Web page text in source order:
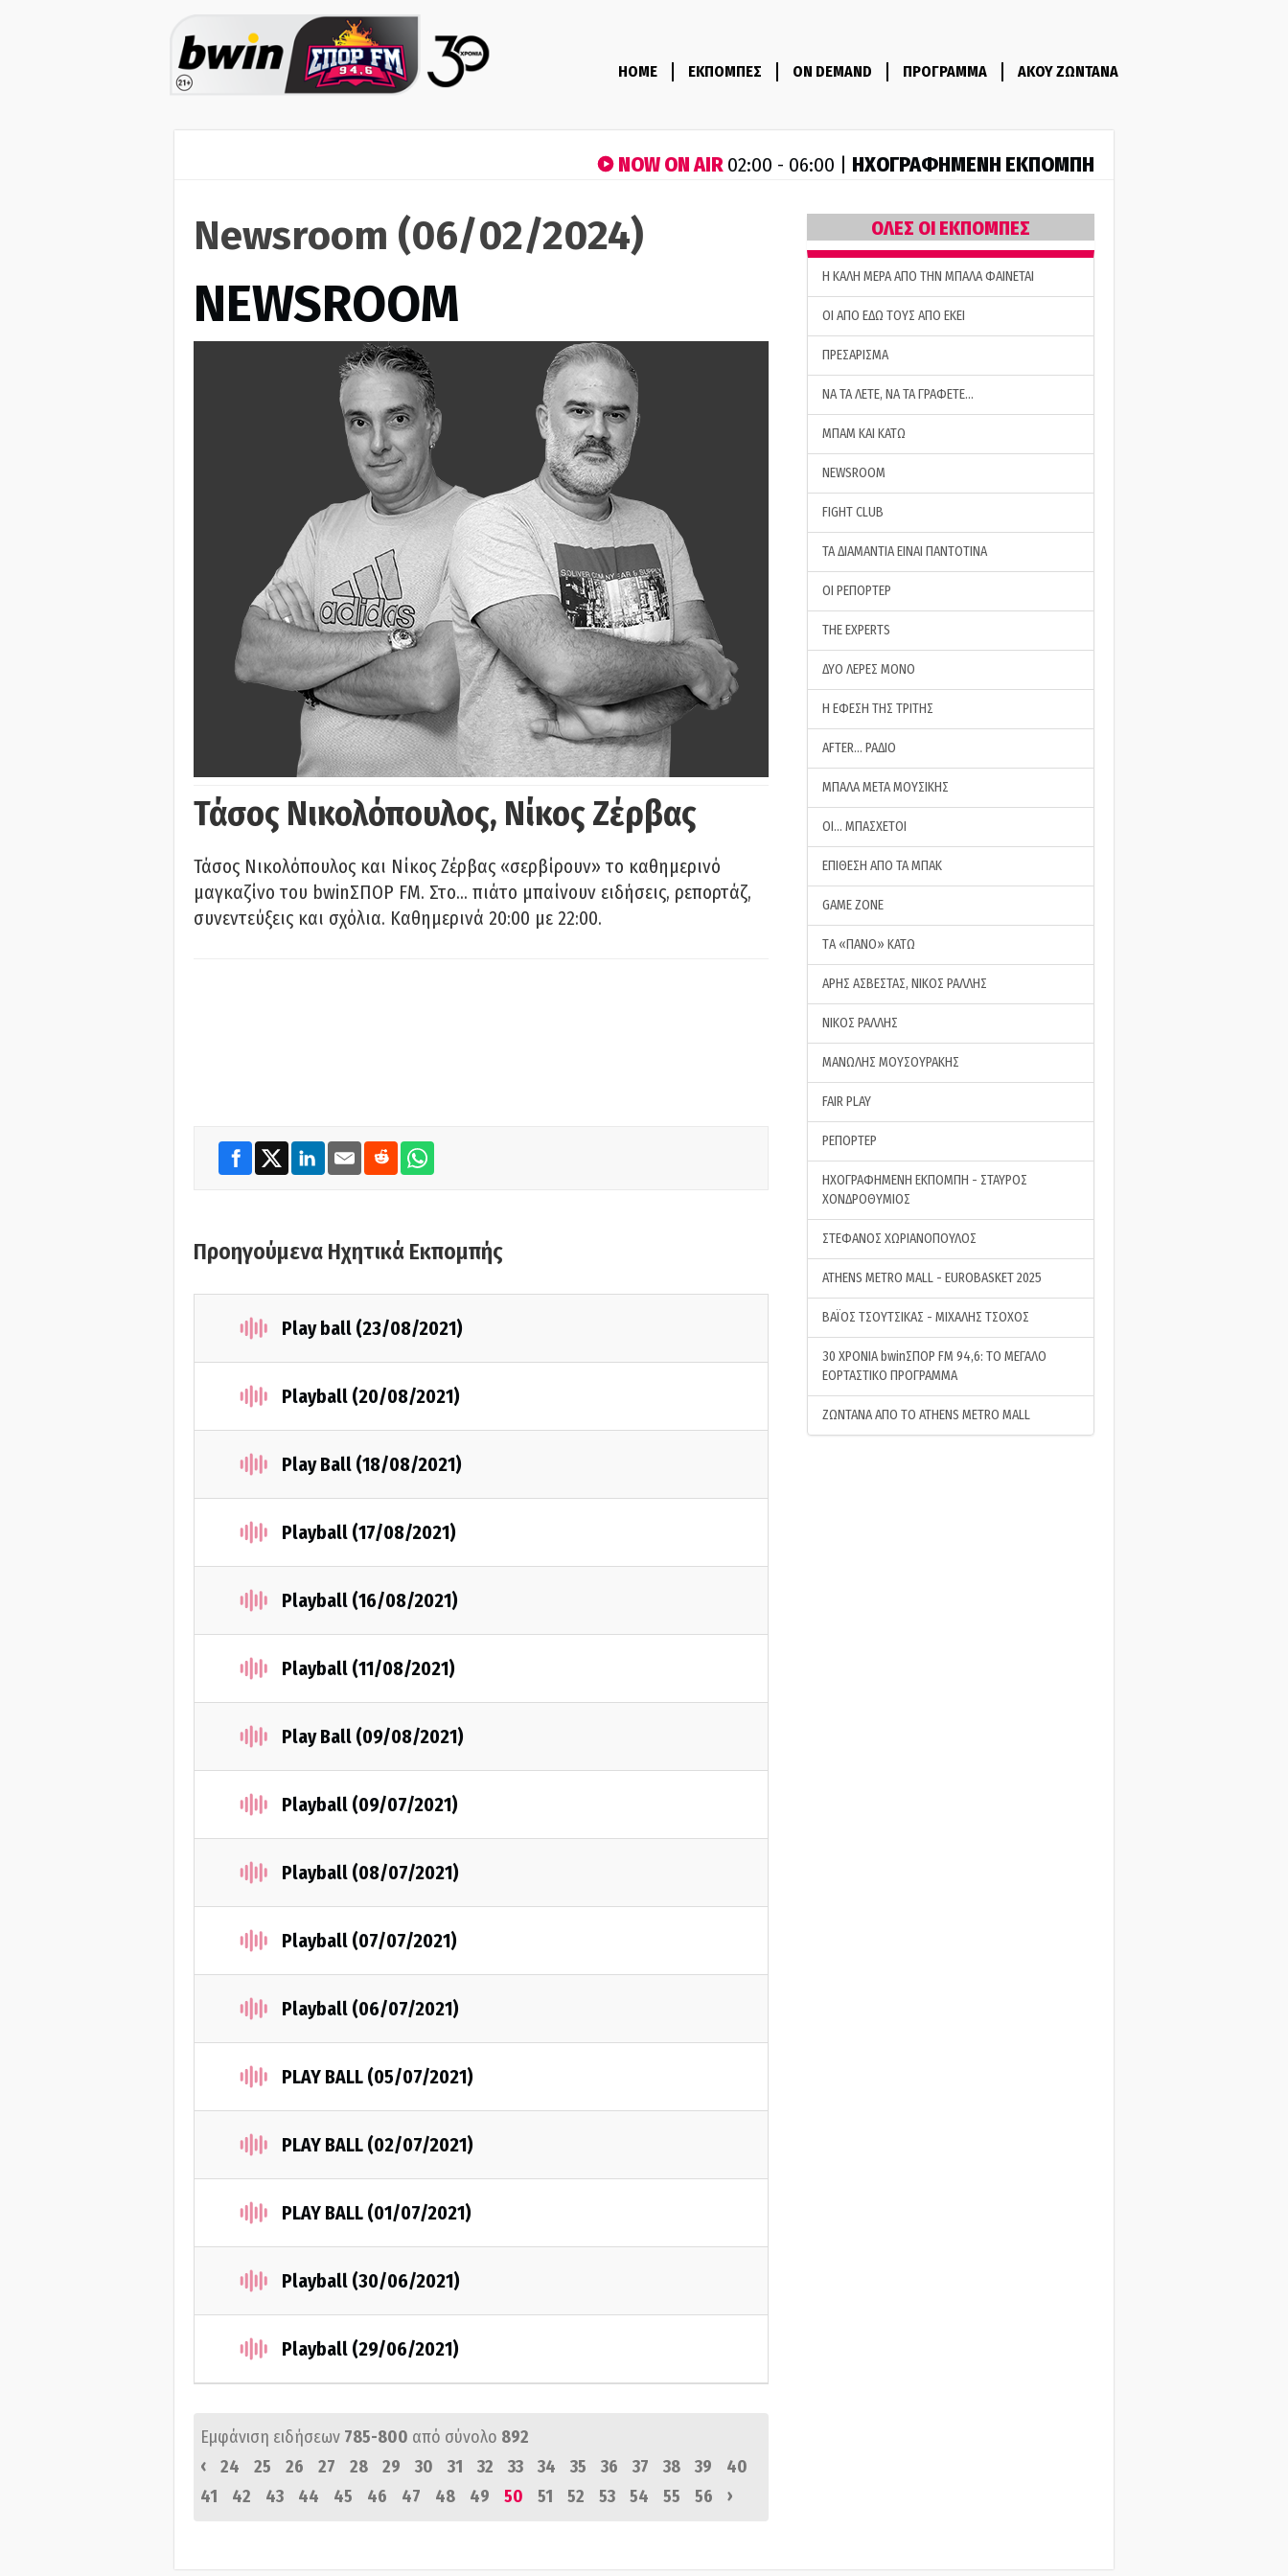
HOME ΕΚΠΟΜΠΕΣ ON DEMAND ΠΡΟΓΡΑΜΜΑ ΑΚΟΥ ΖΩΝΤΑΝΑ
NOW ON AIR02:00 - 06:00 | ΗΧΟΓΡΑΦΗΜΕΝΗ ΕΚΠΟΜΠΗ
Newsroom (06/02/2024)
NEWSROOM
Τάσος Νικολόπουλος, Νίκος Ζέρβας
Τάσος Νικολόπουλος και Νίκος Ζέρβας «σερβίρουν» το καθημερινό
μαγκαζίνο του bwinΣΠΟΡ FM. Στο… πιάτο μπαίνουν ειδήσεις, ρεπορτάζ,
συνεντεύξεις και σχόλια. Καθημερινά 20:00 με 22:00.
Προηγούμενα Ηχητικά Εκπομπής
Play ball (23/08/2021)
Playball (20/08/2021)
Play Βall (18/08/2021)
Playball (17/08/2021)
Playball (16/08/2021)
Playball (11/08/2021)
Play Ball (09/08/2021)
Playball (09/07/2021)
Playball (08/07/2021)
Playball (07/07/2021)
Playball (06/07/2021)
PLAY BALL (05/07/2021)
PLAY BALL (02/07/2021)
PLAY BALL (01/07/2021)
Playball (30/06/2021)
Playball (29/06/2021)
Εμφάνιση ειδήσεων 785-800 από σύνολο 892
‹
24 25 26 27 28 29 30 31 32 33 34 35 36 37 38 39
40
41
42 43 44 45 46 47 48 49 50 51 52 53 54 55 56 ›
ΟΛΕΣ ΟΙ ΕΚΠΟΜΠΕΣ
H ΚΑΛΗ ΜΕΡΑ ΑΠΟ ΤΗΝ ΜΠΑΛΑ ΦΑΙΝΕΤΑΙ
ΟΙ ΑΠΟ ΕΔΩ ΤΟΥΣ ΑΠΟ ΕΚΕΙ
ΠΡΕΣΑΡΙΣΜΑ
ΝΑ ΤΑ ΛΕΤΕ, ΝΑ ΤΑ ΓΡΑΦΕΤΕ…
ΜΠΑΜ ΚΑΙ ΚΑΤΩ
NEWSROOM
FIGHT CLUB
ΤΑ ΔΙΑΜΑΝΤΙΑ ΕΙΝΑΙ ΠΑΝΤΟΤΙΝΑ
ΟΙ ΡΕΠΟΡΤΕΡ
THE EXPERTS
ΔΥΟ ΛΕΡΕΣ ΜΟΝΟ
Η ΕΦΕΣΗ ΤΗΣ ΤΡΙΤΗΣ
AFTER… ΡΑΔΙΟ
ΜΠΑΛΑ ΜΕΤΑ ΜΟΥΣΙΚΗΣ
ΟΙ… ΜΠΑΣΧΕΤΟΙ
ΕΠΙΘΕΣΗ ΑΠΟ ΤΑ ΜΠΑΚ
GAME ZONE
ΤA «ΠΑΝΟ» ΚΑΤΩ
ΑΡΗΣ ΑΣΒΕΣΤΑΣ, ΝΙΚΟΣ ΡΑΛΛΗΣ
ΝΙΚΟΣ ΡΑΛΛΗΣ
ΜΑΝΩΛΗΣ ΜΟΥΣΟΥΡΑΚΗΣ
FAIR PLAY
ΡΕΠΟΡΤΕΡ
ΗΧΟΓΡΑΦΗΜΕΝΗ ΕΚΠΟΜΠΗ - ΣΤΑΥΡΟΣ
ΧΟΝΔΡΟΘΥΜΙΟΣ
ΣΤΕΦΑΝΟΣ ΧΩΡΙΑΝΟΠΟΥΛΟΣ
ATHENS METRO MALL - EUROBASKET 2025
ΒΑΪΟΣ ΤΣΟΥΤΣΙΚΑΣ - ΜΙΧΑΛΗΣ ΤΣΟΧΟΣ
30 ΧΡΟΝΙΑ bwinΣΠΟΡ FM 94,6: ΤΟ ΜΕΓΑΛΟ
ΕΟΡΤΑΣΤΙΚΟ ΠΡΟΓΡΑΜΜΑ
ΖΩΝΤΑΝΑ ΑΠΟ ΤΟ ATHENS METRO MALL